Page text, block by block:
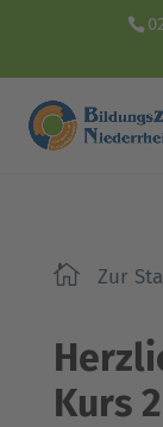
 Zur
Kurs